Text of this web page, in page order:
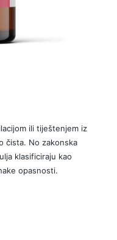
ili tiještenjem iz
čista. No zakonska
klasificiraju kao
opasnosti.